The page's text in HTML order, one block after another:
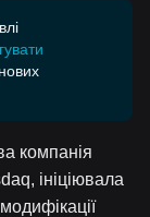
компанія
ініціювала